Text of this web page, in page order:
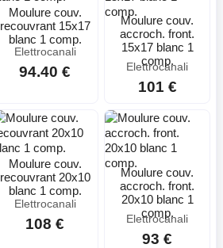
Moulure couv.
recouvrant 15x17
blanc 1 comp.
Elettrocanali
94.40 €
Moulure couv.
accroch. front.
15x17 blanc 1
comp.
Elettrocanali
101 €
Moulure couv.
recouvrant 20x10
blanc 1 comp.
Elettrocanali
108 €
Moulure couv.
accroch. front.
20x10 blanc 1
comp.
Elettrocanali
93 €